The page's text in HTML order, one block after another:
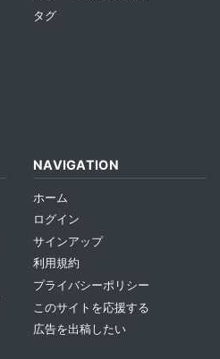
タグ
NAVIGATION
ホーム
ログイン
サインアップ
利用規約
プライバシーポリシー
このサイトを応援する
広告を出稿したい